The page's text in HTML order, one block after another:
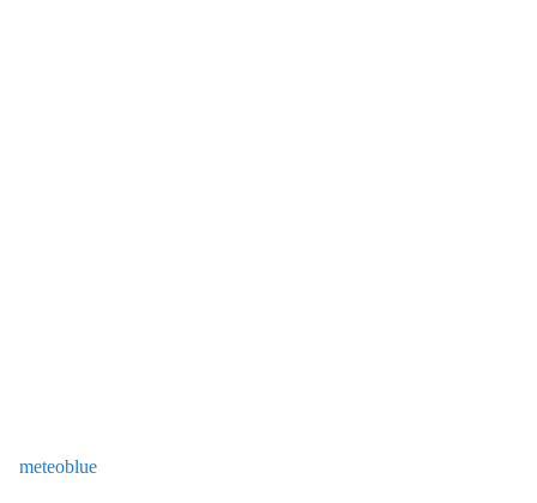
meteoblue